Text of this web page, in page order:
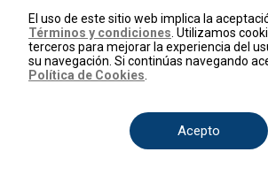
Política de cookies
Términos y condiciones
© 2026, RCN Medios.
Todos los derechos
El uso de este sitio web implica la
Términos y condiciones . Utilizamos
terceros para mejorar la experiencia del
su navegación. Si continúas navegando
Política de Cookies
Acepto